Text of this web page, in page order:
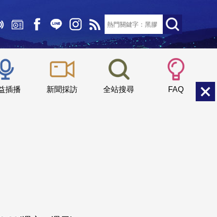
插播 新聞採訪 全站搜尋 FAQ
小 中